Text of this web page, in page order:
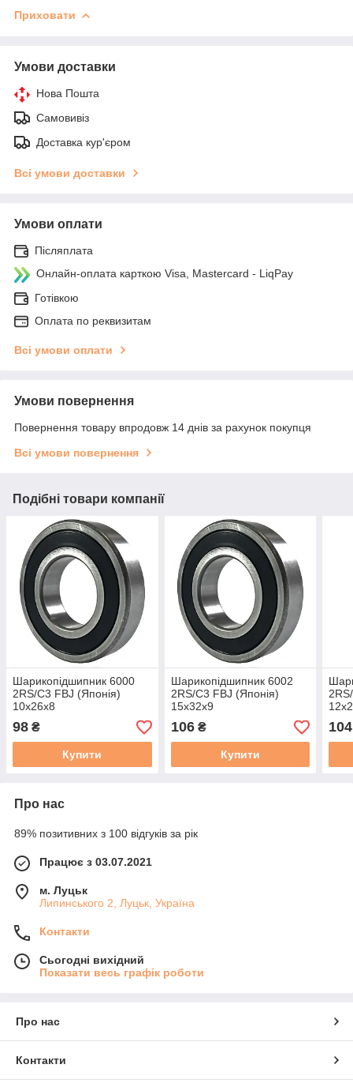
Приховати
Умови доставки
Нова Пошта
Самовивіз
Доставка кур'єром
Всі умови доставки
Умови оплати
Післяплата
Онлайн-оплата карткою Visa, Mastercard - LiqPay
Готівкою
Оплата по реквизитам
Всі умови оплати
Умови повернення
Повернення товару впродовж 14 днів за рахунок покупця
Всі умови повернення
Подібні товари компанії
Шарикопідшипник 6000
2RS/C3 FBJ (Японія)
10x26x8
98 ₴
Купити
Шарикопідшипник 6002
2RS/C3 FBJ (Японія)
15x32x9
106₴
Купити
104
Про нас
89% позитивних з 100 відгуків за рік
Працює з 03.07.2021
м. Луцьк
Липинського 2, Луцьк, Україна
Контакти
Сьогодні вихідний
Показати весь графік роботи
Про нас
Контакти